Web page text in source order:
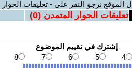
الموقع نرجو النقر على - تعليقات
تعليقات الحوار المتمدن (0
)